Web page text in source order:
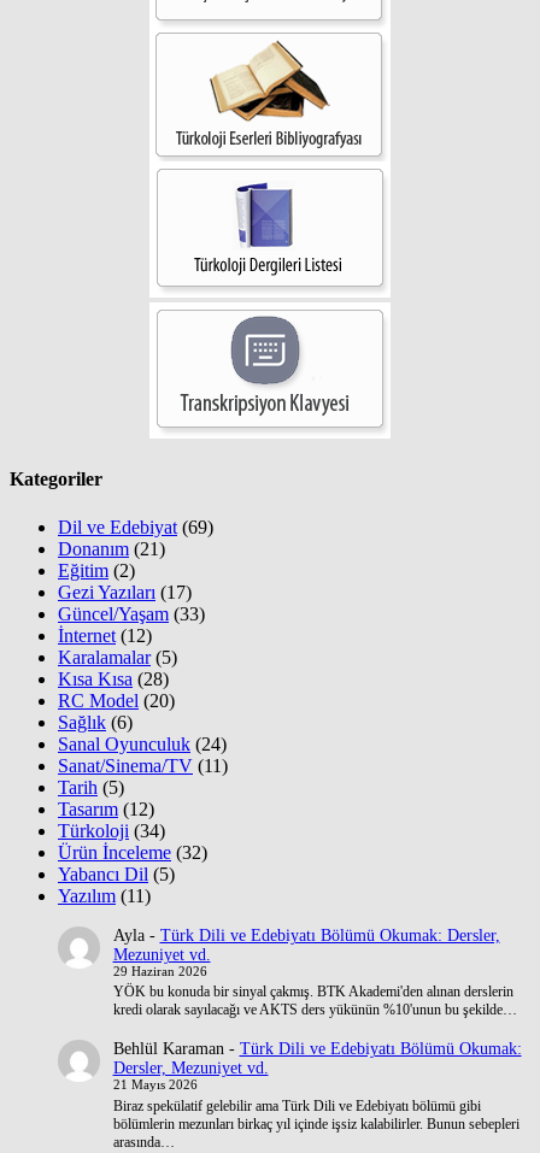
Kategoriler
Dil ve Edebiyat (69)
Donanım (21)
Eğitim (2)
Gezi Yazıları (17)
Güncel/Yaşam (33)
İnternet (12)
Karalamalar(5)
Kısa Kısa (28)
RC Model (20)
Sağlık (6)
Sanal Oyunculuk (24)
Sanat/Sinema/TV (11)
Tarih (5)
Tasarım (12)
Türkoloji (34)
Ürün İnceleme (32)
Yabancı Dil (5)
Yazılım (11)
Ayla- Türk Dili ve Edebiyatı Bölümü Okumak: Dersler,
Mezuniyet vd.
29 Haziran 2026
YÖK bu konuda bir sinyal çakmış. BTK Akademi'den alınan derslerin
kredi olarak sayılacağı ve AKTS ders yükünün %10'unun bu şekilde…
Behlül Karaman- Türk Dili ve Edebiyatı Bölümü Okumak:
Dersler, Mezuniyet vd.
21 Mayıs 2026
Biraz spekülatif gelebilir ama Türk Dili ve Edebiyatı bölümü gibi
bölümlerin mezunları birkaç yıl içinde işsiz kalabilirler. Bunun sebepleri
arasında…